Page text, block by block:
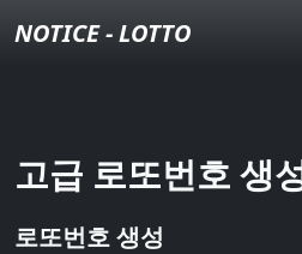
NOTICE - LOTTO
고급 로또번호 생
로또번호 생성